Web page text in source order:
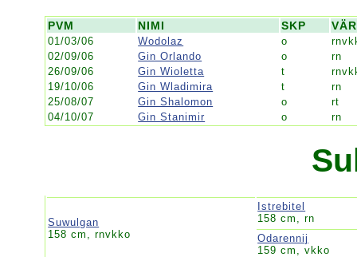
PVM NIMI SKP
01/03/06 Wodolaz o
02/09/06
Gin Orlando o
rn
26/09/06
Gin Wioletta t
19/10/06
Gin Wladimira t
rn
25/08/07
Gin Shalomon o
rt
04/10/07
Gin Stanimir o rn
Suwulgan
158 cm, rnvkko
Istrebitel
158 cm, rn
Odarennij
159 cm, vkko